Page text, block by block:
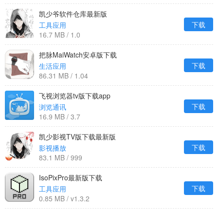
凯少爷软件仓库最新版
工具应用
16.7 MB / 1.0
下载
把脉MaiWatch安卓版下载
生活应用
86.31 MB / 1.04
下载
飞视浏览器tv版下载app
浏览通讯
16.9 MB / 3.7
下载
凯少影视TV版下载最新版
影视播放
83.1 MB / 999
下载
IsoPixPro最新版下载
工具应用
0.85 MB / v1.3.2
下载